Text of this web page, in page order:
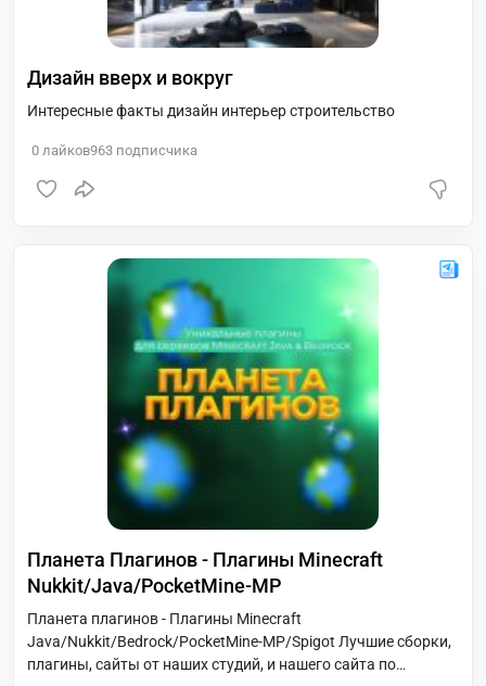
Дизайн вверх и вокруг
Интересные факты дизайн интерьер строительство
0 лайков963 подписчика
Планета Плагинов - Плагины Minecraft
Nukkit/Java/PocketMine-MP
Планета плагинов - Плагины Minecraft
Java/Nukkit/Bedrock/PocketMine-MP/Spigot Лучшие сборки,
плагины, сайты от наших студий, и нашего сайта по